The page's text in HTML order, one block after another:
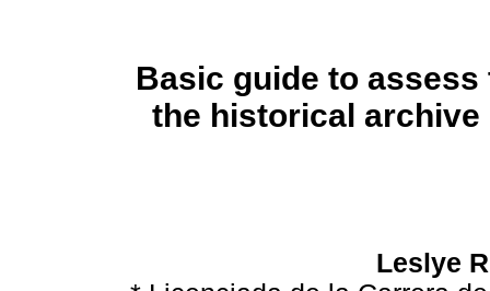
Basic guide to
the historical
Leslye